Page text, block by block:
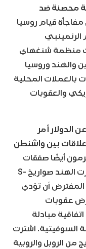
محصنة ضد
قيام روسيا
الرنمينبي
(مارس) 2020 ، أعطت منظمة شنغهاي
والهند وروسيا
بالعملات المحلية
والعقوبات
الدولار أمر
بين واشنطن
أيضًا صفقات
مبادلة العملات. في عام 2019 ، اشترت الهند صواريخ S-
المفترض أن تؤدي
إلى فرض عقوبات
مبادلة
السوفيتية. اشترت
من الروبل والروبية